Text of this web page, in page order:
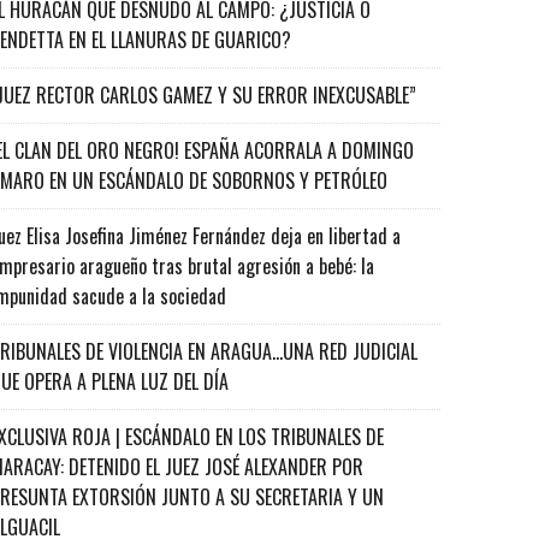
HURACÁN QUE DESNUDÓ AL CAMPO: ¿JUSTICIA O
EN EL LLANURAS DE GUARICO?
RECTOR CARLOS GAMEZ Y SU ERROR INEXCUSABLE”
CLAN DEL ORO NEGRO! ESPAÑA ACORRALA A DOMINGO
EN UN ESCÁNDALO DE SOBORNOS Y PETRÓLEO
Elisa Josefina Jiménez Fernández deja en libertad a
aragueño tras brutal agresión a bebé: la
sacude a la sociedad
DE VIOLENCIA EN ARAGUA…UNA RED JUDICIAL
OPERA A PLENA LUZ DEL DÍA
ROJA | ESCÁNDALO EN LOS TRIBUNALES DE
DETENIDO EL JUEZ JOSÉ ALEXANDER POR
EXTORSIÓN JUNTO A SU SECRETARIA Y UN